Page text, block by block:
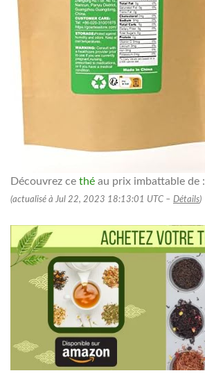
Découvrez ce thé au prix imbattable de :
(actualisé à Jul 22, 2023 18:13:01 UTC – Détails)